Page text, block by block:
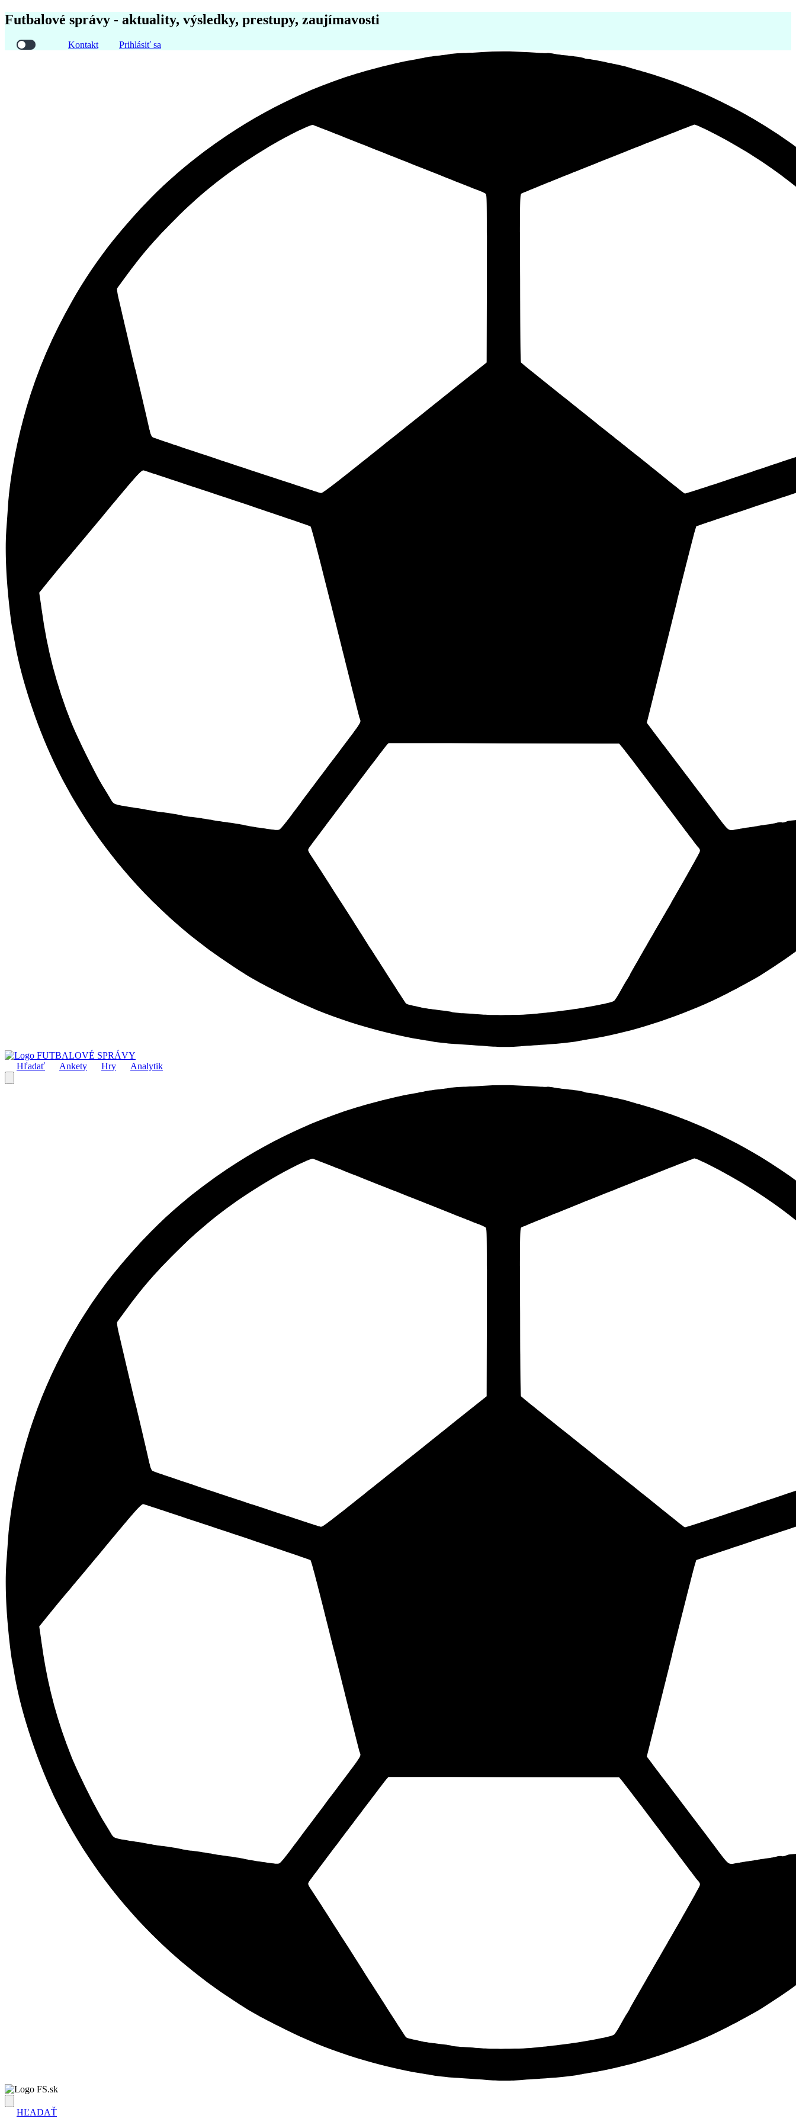
Futbalové správy - aktuality, výsledky, prestupy, zaujímavosti
Kontakt Prihlásiť sa
FUTBALOVÉ SPRÁVY
Hľadať
Ankety Hry Analytik
FS.sk
HĽADAŤ